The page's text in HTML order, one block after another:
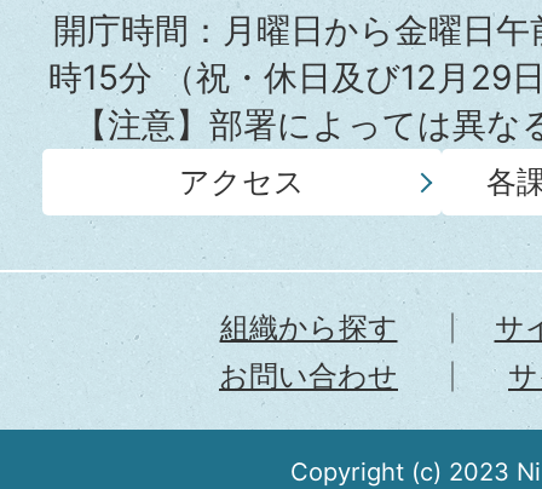
所
開庁時間：月曜日から金曜日
時15分（祝・休日及び12月29
【注意】部署によっては異
アクセス 各
組織から探す
サ
お問い合わせ
Copyright (c) 2023